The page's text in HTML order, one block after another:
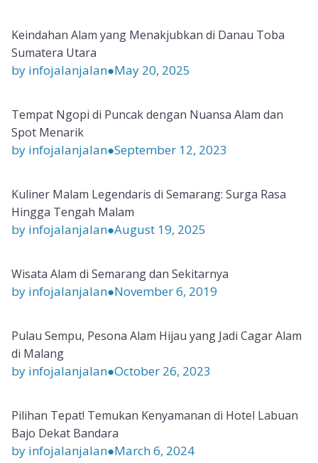
Keindahan Alam yang Menakjubkan di Danau Toba
Sumatera Utara
by infojalanjalan●May 20, 2025
Tempat Ngopi di Puncak dengan Nuansa Alam dan
Spot Menarik
by infojalanjalan●September 12, 2023
Kuliner Malam Legendaris di Semarang: Surga Rasa
Hingga Tengah Malam
by infojalanjalan●August 19, 2025
Wisata Alam di Semarang dan Sekitarnya
by infojalanjalan●November 6, 2019
Pulau Sempu, Pesona Alam Hijau yang Jadi Cagar Alam
di Malang
by infojalanjalan●October 26, 2023
Pilihan Tepat! Temukan Kenyamanan di Hotel Labuan
Bajo Dekat Bandara
by infojalanjalan●March 6, 2024